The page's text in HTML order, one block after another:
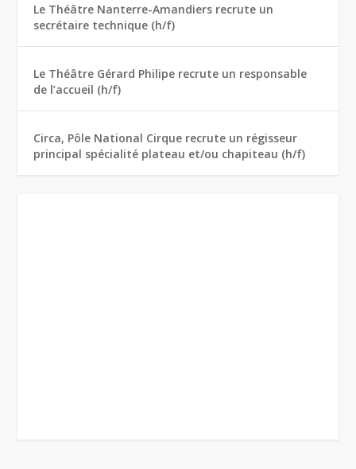
Le Théâtre Nanterre-Amandiers recrute un
secrétaire technique (h/f)
Le Théâtre Gérard Philipe recrute un responsable
de l’accueil (h/f)
Circa, Pôle National Cirque recrute un régisseur
principal spécialité plateau et/ou chapiteau (h/f)